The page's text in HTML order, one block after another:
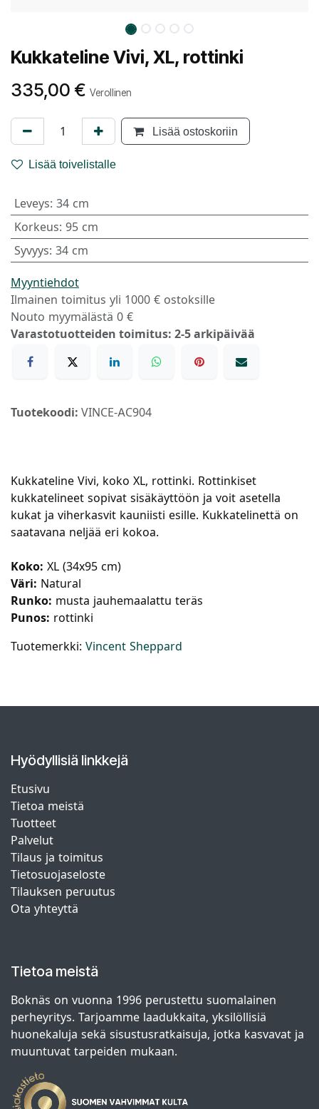
Kukkateline Vivi, XL, rottinki
335,00 € Verollinen
Lisää ostoskoriin
Lisää toivelistalle
Leveys: 34 cm
Korkeus: 95 cm
Syvyys: 34 cm
Myyntiehdot
Ilmainen toimitus yli 1000 € ostoksille
Nouto myymälästä 0 €
Varastotuotteiden toimitus: 2-5 arkipäivää
Tuotekoodi: VINCE-AC904
Kukkateline Vivi, koko XL, rottinki. Rottinkiset
kukkatelineet sopivat sisäkäyttöön ja voit asetella
kukat ja viherkasvit kauniisti esille. Kukkatelinettä on
saatavana neljää eri kokoa.
Koko: XL (34x95 cm)
Väri: Natural
Runko: musta jauhemaalattu teräs
Punos: rottinki
Tuotemerkki: Vincent Sheppard
Hyödyllisiä linkkejä
Etusivu
Tietoa meistä
Tuotteet
Palvelut
Tilaus ja toimitus
Tietosuojaseloste
Tilauksen peruutus
Ota yhteyttä
Tietoa meistä
Boknäs on vuonna 1996 perustettu suomalainen
perheyritys. Tarjoamme laadukkaita, yksilöllisiä
huonekaluja sekä sisustusratkaisuja, jotka kasvavat ja
muuntuvat tarpeiden mukaan.